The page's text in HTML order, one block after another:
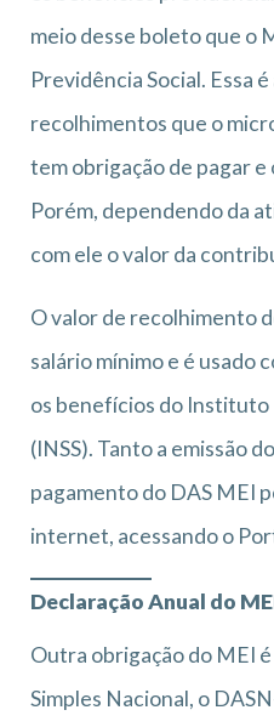
meio desse boleto que o
Previdência Social. Essa
recolhimentos que o
tem obrigação de pagar e
Porém, dependendo da
com ele o valor da
O valor de recolhimento
salário mínimo e é usado
os benefícios do Instituto
(INSS). Tanto a emissão
pagamento do DAS MEI
internet, acessando o
Declaração Anual do
Outra obrigação do MEI
Simples Nacional, o